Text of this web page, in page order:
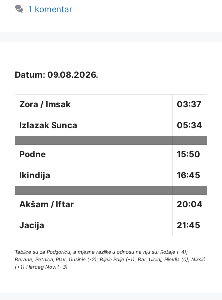
1 komentar
Datum: 09.08.2026.
Zora / Imsak 03:37
Izlazak Sunca 05:34
Podne 15:50
Ikindija 16:45
Akšam / Iftar 20:04
Jacija 21:45
Tablice su za Podgoricu, a mjesne razlike u odnosu na nju su: Rožaje (-4);
Berane, Petnica, Plav, Gusinje (-2); Bijelo Polje (-1), Bar, Ulcinj, Pljevlja (0), Nikšić
(+1) Herceg Novi (+3)